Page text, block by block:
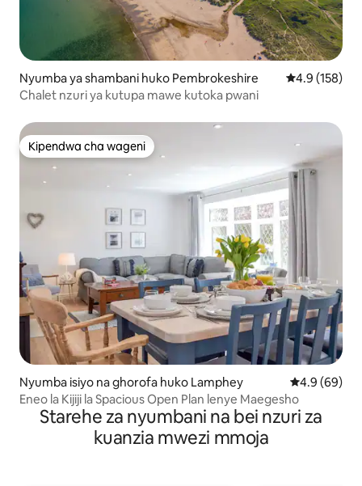
Nyumba ya shambani huko Pembrokeshire Ukadiriaji wa
4.9 (158)
Chalet nzuri ya kutupa mawe kutoka pwani
Kipendwa cha wageni
Kipendwa cha wageni
Nyumba isiyo na ghorofa huko Lamphey Ukadiriaji
4.9 (69)
Eneo la Kijiji la Spacious Open Plan lenye Maegesho
Starehe za nyumbani na bei nzuri za
kuanzia mwezi mmoja